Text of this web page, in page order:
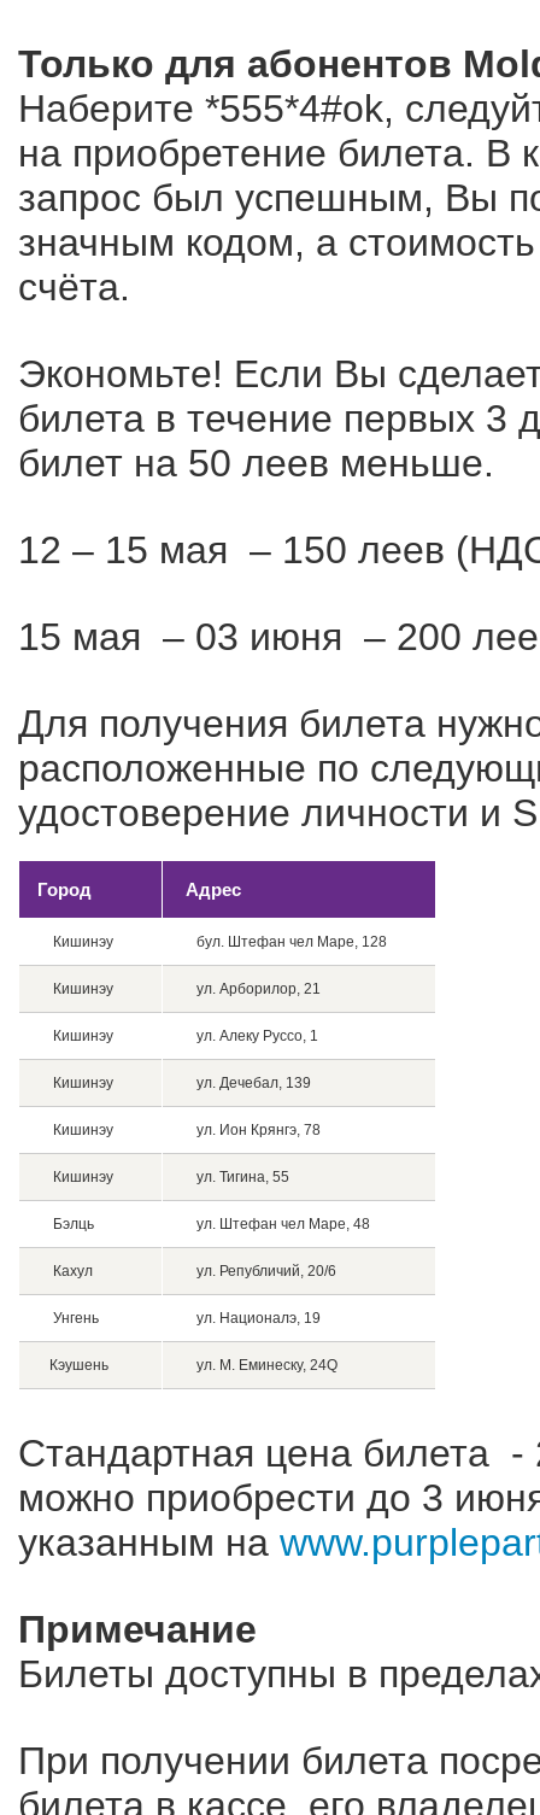
Только для абонентов
Наберите *555*4#ok,
на приобретение билета. В
запрос был успешным, Вы
значным кодом, а
счёта.
Экономьте! Если Вы
билета в течение первых 3
билет на 50 леев меньше.
12 – 15 мая – 150 леев
15 мая – 03 июня – 200
Для получения билета
расположенные по
удостоверение личности и
Город Адрес
Кишинэу бул. Штефан чел Маре, 128
Кишинэу ул. Арборилор, 21
Кишинэу ул. Алеку Руссо, 1
Кишинэу ул. Дечебал, 139
Кишинэу ул. Ион Крянгэ, 78
Кишинэу ул. Тигина, 55
Бэлць ул. Штефан чел Маре, 48
Кахул ул. Републичий, 20/6
Унгень ул. Националэ, 19
Кэушень ул. М. Еминеску, 24Q
Стандартная цена билета
можно приобрести до 3
указанным на
Примечание
Билеты доступны в
При получении билета
билета в кассе, его